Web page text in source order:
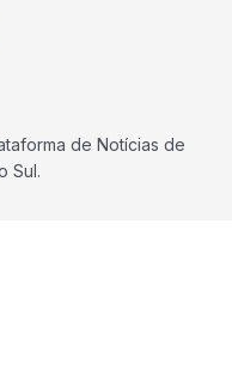
de Notícias de
Sul.